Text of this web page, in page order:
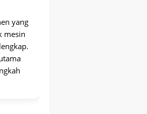
yang
mesin